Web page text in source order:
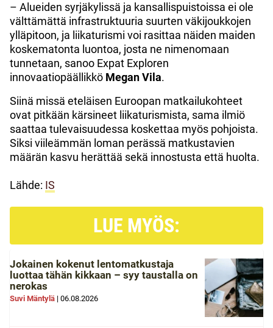
– Alueiden syrjäkylissä ja kansallispuistoissa ei ole
välttämättä infrastruktuuria suurten väkijoukkojen
ylläpitoon, ja liikaturismi voi rasittaa näiden maiden
koskematonta luontoa, josta ne nimenomaan
tunnetaan, sanoo Expat Exploren
innovaatiopäällikkö Megan Vila.
Siinä missä eteläisen Euroopan matkailukohteet
ovat pitkään kärsineet liikaturismista, sama ilmiö
saattaa tulevaisuudessa koskettaa myös pohjoista.
Siksi viileämmän loman perässä matkustavien
määrän kasvu herättää sekä innostusta että huolta.
Lähde: IS
LUE MYÖS:
Jokainen kokenut lentomatkustaja
luottaa tähän kikkaan – syy taustalla on
nerokas
Suvi Mäntylä | 06.08.2026